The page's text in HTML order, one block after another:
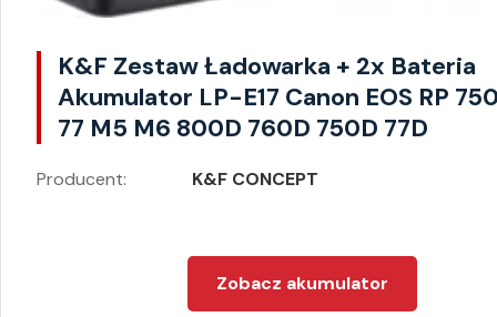
K&F Zestaw Ładowarka + 2x Bateria
Akumulator LP-E17 Canon EOS RP
77 M5 M6 800D 760D 750D 77D
Producent: K&F CONCEPT
Zobacz akumulator